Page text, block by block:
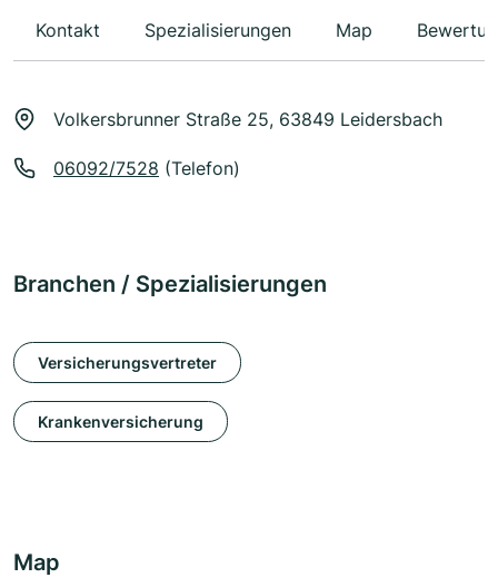
Kontakt Spezialisierungen Map
Volkersbrunner Straße 25, 63849 Leidersbach
06092/7528 (Telefon)
Branchen / Spezialisierungen
Versicherungsvertreter
Krankenversicherung
Map